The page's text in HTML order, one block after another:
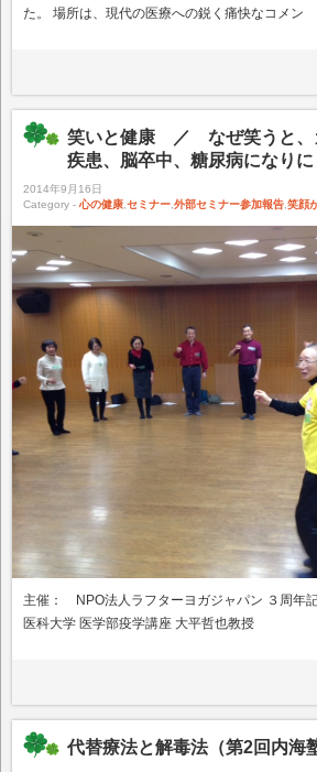
た。 場所は、現代の医療への鋭く痛快なコメン
笑いと健康 ／ なぜ笑うと、
疾患、脳卒中、糖尿病になりに
2014年9月16日
Category - 心の健康,セミナー,外部セミナー参加報告,笑顔
主催： NPO法人ラフターヨガジャパン ３周年
医科大学 医学部疫学講座 大平哲也教授
代替療法と解毒法（第2回内海